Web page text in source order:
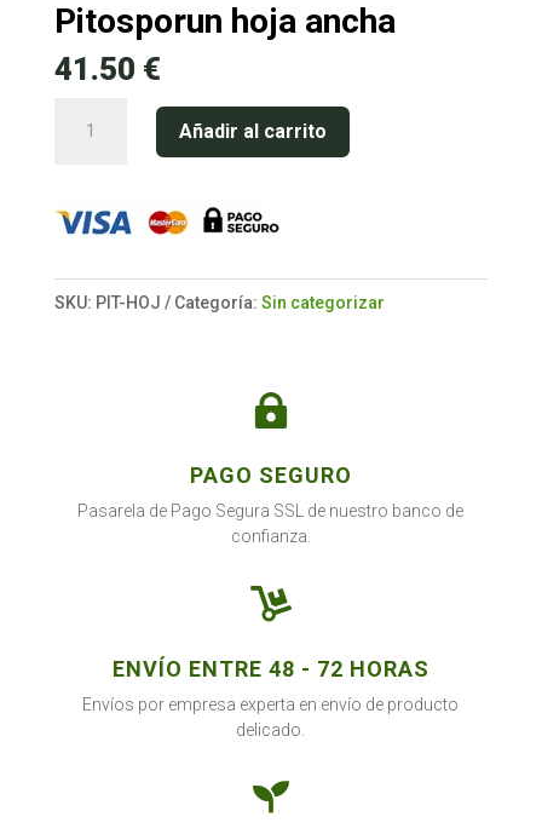
Pitosporun hoja ancha
41.50 €
cantidad
Añadir al carrito
SKU: PIT-HOJ Categoría: Sin categorizar

PAGO SEGURO
Pasarela de Pago Segura SSL de nuestro banco de
confianza.

ENVÍO ENTRE 48 - 72 HORAS
Envíos por empresa experta en envío de producto
delicado.
